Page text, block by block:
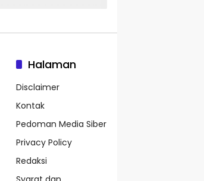
Halaman
Disclaimer
Kontak
Pedoman Media Siber
Privacy Policy
Redaksi